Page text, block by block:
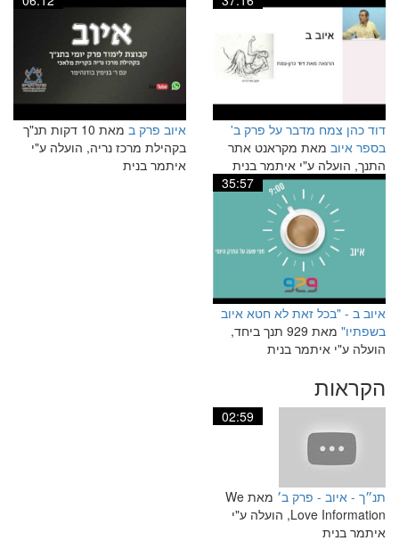
דוד כהן צמח מדבר על פרק ב'
בספר איוב מאת מקראנט אתר
התנך, הועלה ע"י איתמר בנית
איוב פרק ב
מאת 10 דקות תנ"ך
בקהילת מרכז נריה, הועלה ע"י
איתמר בנית
35:57
איוב ב - "בכל זאת לא חטא איוב
בשפתיו"
מאת 929 תנך ביחד,
הועלה ע"י איתמר בנית
הקראות
02:59
תנ״ך - איוב - פרק ב׳
מאת We
Love Information, הועלה ע"י
איתמר בנית